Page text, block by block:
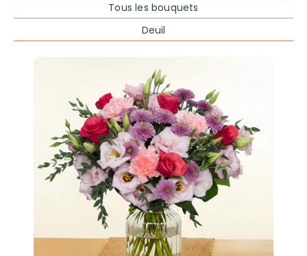
Tous les bouquets
Deuil